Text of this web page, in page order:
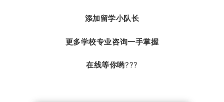
添加留学小队长
更多学校专业咨询一手掌握
在线等你哟???